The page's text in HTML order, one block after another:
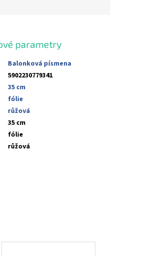
parametry
Balonková písmena
5902230779341
35 cm
fólie
růžová
35 cm
fólie
růžová